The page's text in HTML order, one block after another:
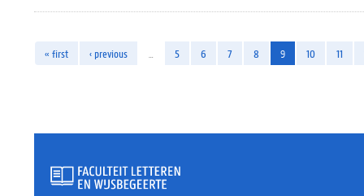
« first ‹ previous 5 6 7 8 9 10 11